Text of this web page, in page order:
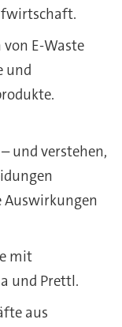
E-Waste
und
und verstehen,
mit
und Prettl.
aus